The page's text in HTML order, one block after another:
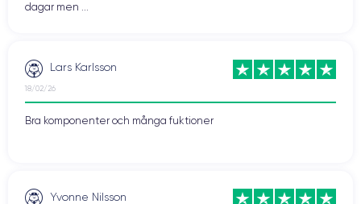
dagar men ...
Lars Karlsson
18/02/26
Bra komponenter och många fuktioner
Yvonne Nilsson